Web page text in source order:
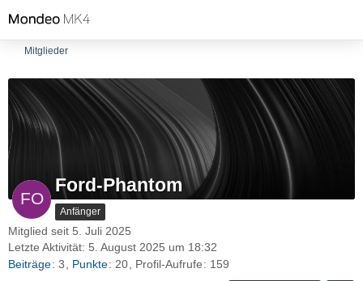
Mitglieder
Ford-Phantom
Anfänger
Mitglied seit 5. Juli 2025
Letzte Aktivität: 5. August 2025 um 18:32
Beiträge 3 Punkte 20 Profil-Aufrufe 159